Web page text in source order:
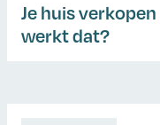
Je huis
werkt dat?